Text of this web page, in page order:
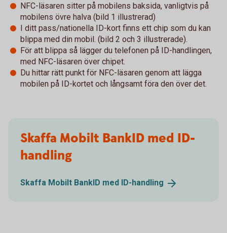
NFC-läsaren sitter på mobilens baksida, vanligtvis på
mobilens övre halva (bild 1 illustrerad)
I ditt pass/nationella ID-kort finns ett chip som du kan
blippa med din mobil. (bild 2 och 3 illustrerade).
För att blippa så lägger du telefonen på ID-handlingen,
med NFC-läsaren över chipet.
Du hittar rätt punkt för NFC-läsaren genom att lägga
mobilen på ID-kortet och långsamt föra den över det.
Skaffa Mobilt BankID med ID-
handling
Skaffa Mobilt BankID med ID-handling